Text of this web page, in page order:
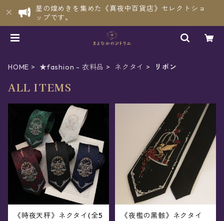
星の煌めきを集めた《真夜中百貨店》セレクトショ
ップです。
HOME ★fashion - 衣料品 ネクタイ リボン
ALL ITEMS
《時夜天秤》ネクタイ(全5
《夜檻の黑骸》ネクタイ